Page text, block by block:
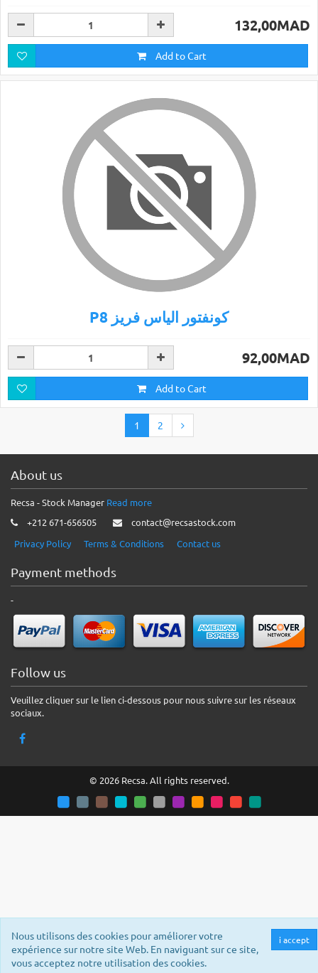
132,00MAD
Add to Cart
P8 كونفتور الياس فريز
92,00MAD
Add to Cart
1 2
About us
Recsa - Stock Manager Read more
+212 671-656505
contact@recsastock.com
Privacy Policy
Terms & Conditions Contact us
Payment methods
-
Follow us
Veuillez cliquer sur le lien ci-dessous pour nous suivre sur les réseaux
sociaux.
© 2026 Recsa. All rights reserved.
i accept
Nous utilisons des cookies pour améliorer votre
expérience sur notre site Web. En naviguant sur ce site,
vous acceptez notre utilisation des cookies.